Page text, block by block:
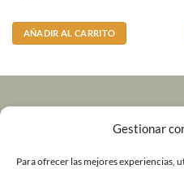
Gestionar
Para ofrecer las mejores experiencias,
AÑADIR AL CARRITO